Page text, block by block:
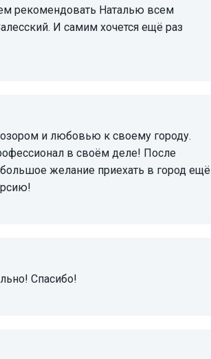
рекомендовать Наталью всем
И самим хочется ещё раз
в своём деле! После
желание приехать в город ещё
Спасибо!